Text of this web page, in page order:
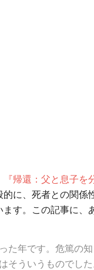
帰還：父と息子を
に、死者との関係
す。この記事に、
た年です。危篤の
そういうものでし